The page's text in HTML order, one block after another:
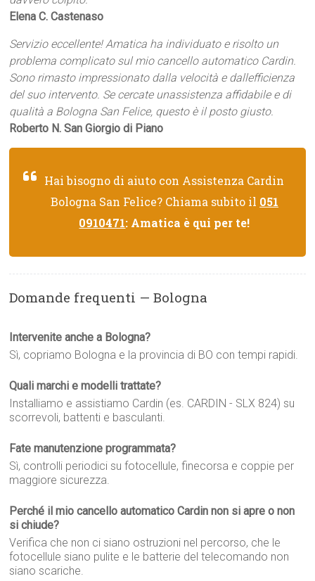
Elena C. Castenaso
Servizio eccellente! Amatica ha individuato e risolto un
problema complicato sul mio cancello automatico Cardin.
Sono rimasto impressionato dalla velocità e dallefficienza
del suo intervento. Se cercate unassistenza affidabile e di
qualità a Bologna San Felice, questo è il posto giusto.
Roberto N. San Giorgio di Piano
Hai bisogno di aiuto con Assistenza Cardin
Bologna San Felice? Chiama subito il 051
0910471: Amatica è qui per te!
Domande frequenti — Bologna
Intervenite anche a Bologna?
Sì, copriamo Bologna e la provincia di BO con tempi rapidi.
Quali marchi e modelli trattate?
Installiamo e assistiamo Cardin (es. CARDIN - SLX 824) su
scorrevoli, battenti e basculanti.
Fate manutenzione programmata?
Sì, controlli periodici su fotocellule, finecorsa e coppie per
maggiore sicurezza.
Perché il mio cancello automatico Cardin non si apre o non
si chiude?
Verifica che non ci siano ostruzioni nel percorso, che le
fotocellule siano pulite e le batterie del telecomando non
siano scariche.